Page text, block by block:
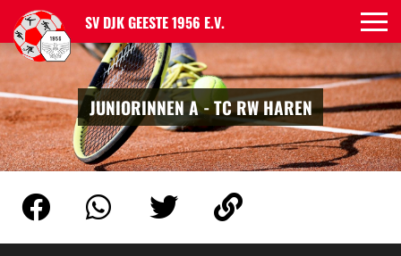
SV DJK GEESTE 1956 E.V.
JUNIORINNEN A - TC RW HAREN